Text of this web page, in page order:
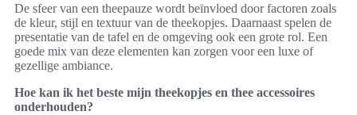
De sfeer van een theepauze wordt beïnvloed door factoren zoals
de kleur, stijl en textuur van de theekopjes. Daarnaast spelen de
presentatie van de tafel en de omgeving ook een grote rol. Een
goede mix van deze elementen kan zorgen voor een luxe of
gezellige ambiance.
Hoe kan ik het beste mijn theekopjes en thee accessoires
onderhouden?